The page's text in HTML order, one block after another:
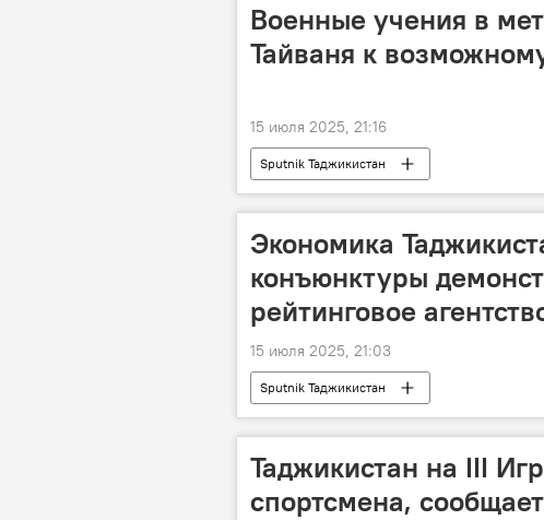
Военные учения в
Тайваня к
15 июля 2025, 21:16
Sputnik Таджикистан
Экономика
конъюнктуры
рейтинговое
15 июля 2025, 21:03
Sputnik Таджикистан
Таджикистан на III
спортсмена,